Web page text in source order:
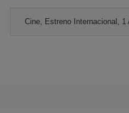
Cine, Estreno Internacional, 1